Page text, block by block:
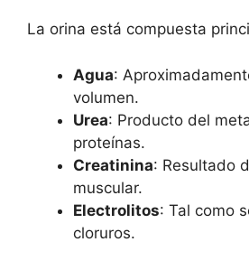
La orina está compuesta
Agua:
volumen.
Urea: Producto del
proteínas.
Creatinina: Resultado
muscular.
Electrolitos: Tal como
cloruros.